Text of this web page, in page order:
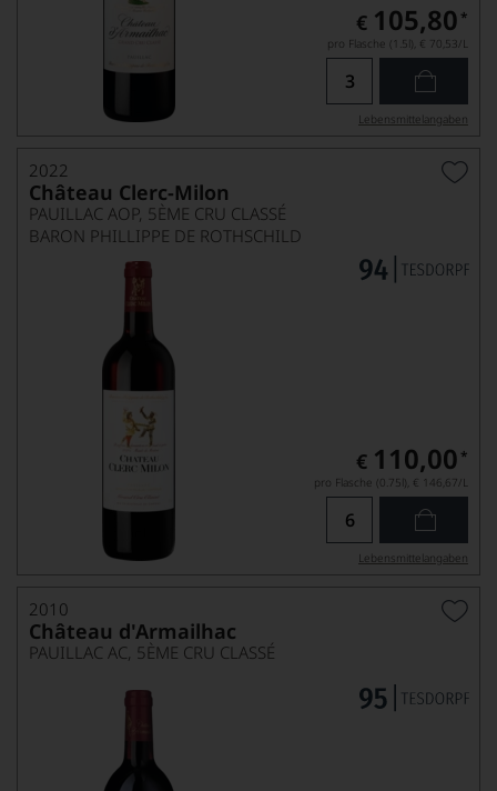
€ 105,80 *
pro Flasche (1.5l), € 70,53/L
Lebensmittel­angaben
2022
Château Clerc-Milon
PAUILLAC AOP, 5ÈME CRU CLASSÉ
BARON PHILLIPPE DE ROTHSCHILD
€ 110,00 *
pro Flasche (0.75l), € 146,67/L
Lebensmittel­angaben
2010
Château d'Armailhac
PAUILLAC AC, 5ÈME CRU CLASSÉ